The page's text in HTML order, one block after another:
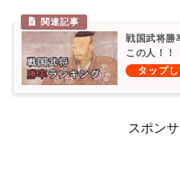
戦国武将勝
この人！！
スポン